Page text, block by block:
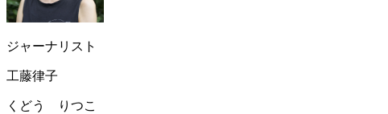
ジャーナリスト
工藤律子
くどう りつこ